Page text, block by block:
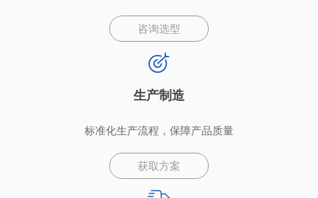
咨询选型
生产制造
标准化生产流程，保障产品质量
获取方案